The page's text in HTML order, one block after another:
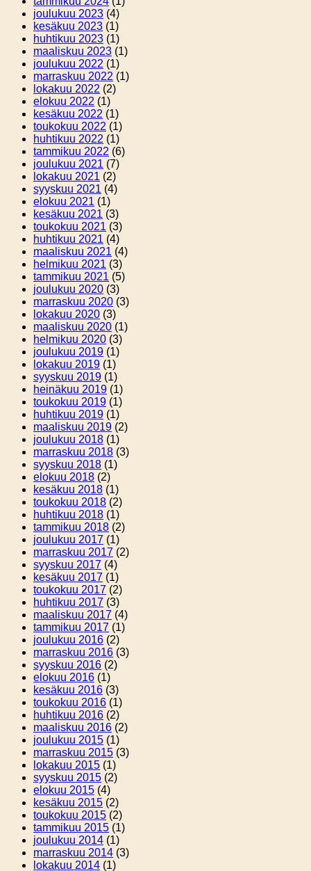
joulukuu 2023 (4)
kesäkuu 2023 (1)
huhtikuu 2023 (1)
maaliskuu 2023 (1)
joulukuu 2022 (1)
marraskuu 2022 (1)
lokakuu 2022 (2)
elokuu 2022 (1)
kesäkuu 2022 (1)
toukokuu 2022 (1)
huhtikuu 2022 (1)
tammikuu 2022 (6)
joulukuu 2021 (7)
lokakuu 2021 (2)
syyskuu 2021 (4)
elokuu 2021 (1)
kesäkuu 2021 (3)
toukokuu 2021 (3)
huhtikuu 2021 (4)
maaliskuu 2021 (4)
helmikuu 2021 (3)
tammikuu 2021 (5)
joulukuu 2020 (3)
marraskuu 2020 (3)
lokakuu 2020 (3)
maaliskuu 2020 (1)
helmikuu 2020 (3)
joulukuu 2019 (1)
lokakuu 2019 (1)
syyskuu 2019 (1)
heinäkuu 2019 (1)
toukokuu 2019 (1)
huhtikuu 2019 (1)
maaliskuu 2019 (2)
joulukuu 2018 (1)
marraskuu 2018 (3)
syyskuu 2018 (1)
elokuu 2018 (2)
kesäkuu 2018 (1)
toukokuu 2018 (2)
huhtikuu 2018 (1)
tammikuu 2018 (2)
joulukuu 2017 (1)
marraskuu 2017 (2)
syyskuu 2017 (4)
kesäkuu 2017 (1)
toukokuu 2017 (2)
huhtikuu 2017 (3)
maaliskuu 2017 (4)
tammikuu 2017 (1)
joulukuu 2016 (2)
marraskuu 2016 (3)
syyskuu 2016 (2)
elokuu 2016 (1)
kesäkuu 2016 (3)
toukokuu 2016 (1)
huhtikuu 2016 (2)
maaliskuu 2016 (2)
joulukuu 2015 (1)
marraskuu 2015 (3)
lokakuu 2015 (1)
syyskuu 2015 (2)
elokuu 2015 (4)
kesäkuu 2015 (2)
toukokuu 2015 (2)
tammikuu 2015 (1)
joulukuu 2014 (1)
marraskuu 2014 (3)
lokakuu 2014 (1)